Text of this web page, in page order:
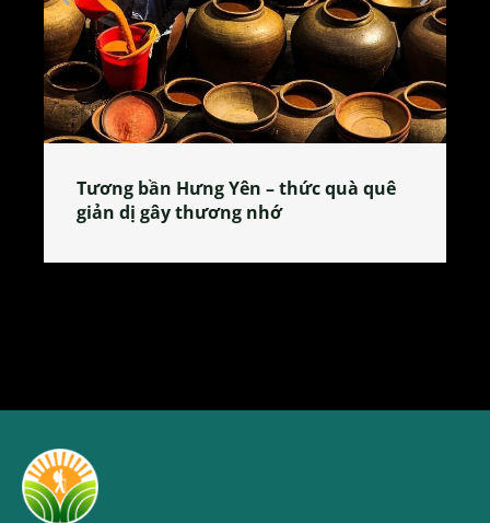
Tương bần Hưng Yên – thức quà quê
giản dị gây thương nhớ